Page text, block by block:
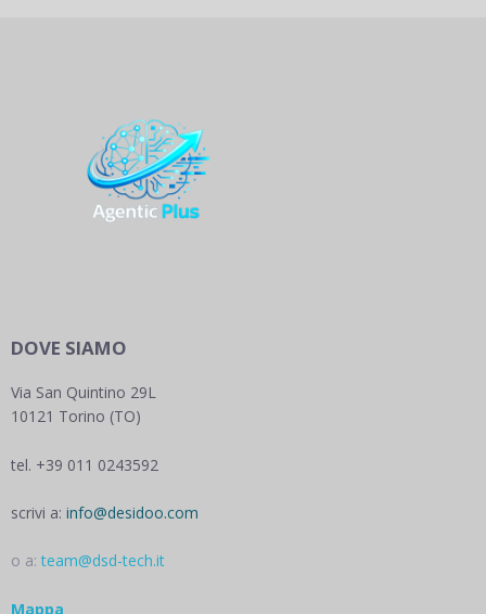
DOVE SIAMO
Via San Quintino 29L
10121 Torino (TO)
tel. +39 011 0243592
scrivi a: info@desidoo.com
o a:team@dsd-tech.it
Mappa